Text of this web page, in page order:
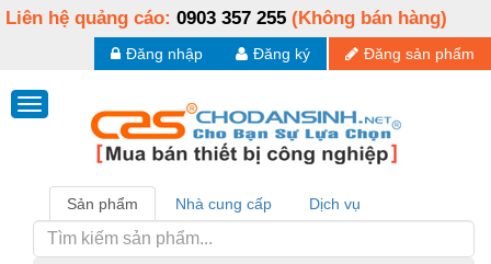
Liên hệ quảng cáo: 0903 357 255 (Không bán hàng)
Đăng sản phẩm
Đăng ký
Đăng nhập
Sản phẩm Nhà cung cấp Dịch vụ